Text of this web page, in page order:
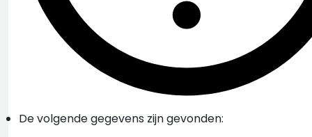
De volgende gegevens zijn gevonden: